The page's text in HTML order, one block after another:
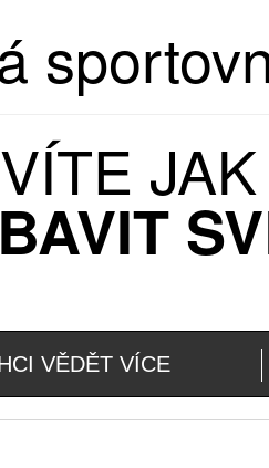
VĚDĚT VÍCE